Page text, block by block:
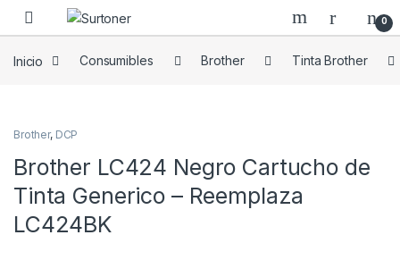
Skip to navigation
Skip to content
0
Inicio Consumibles Brother Tinta Brother
Brother, DCP
Brother LC424 Negro Cartucho de
Tinta Generico – Reemplaza
LC424BK